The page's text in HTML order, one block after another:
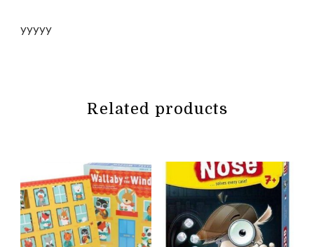
yyyyy
Related products